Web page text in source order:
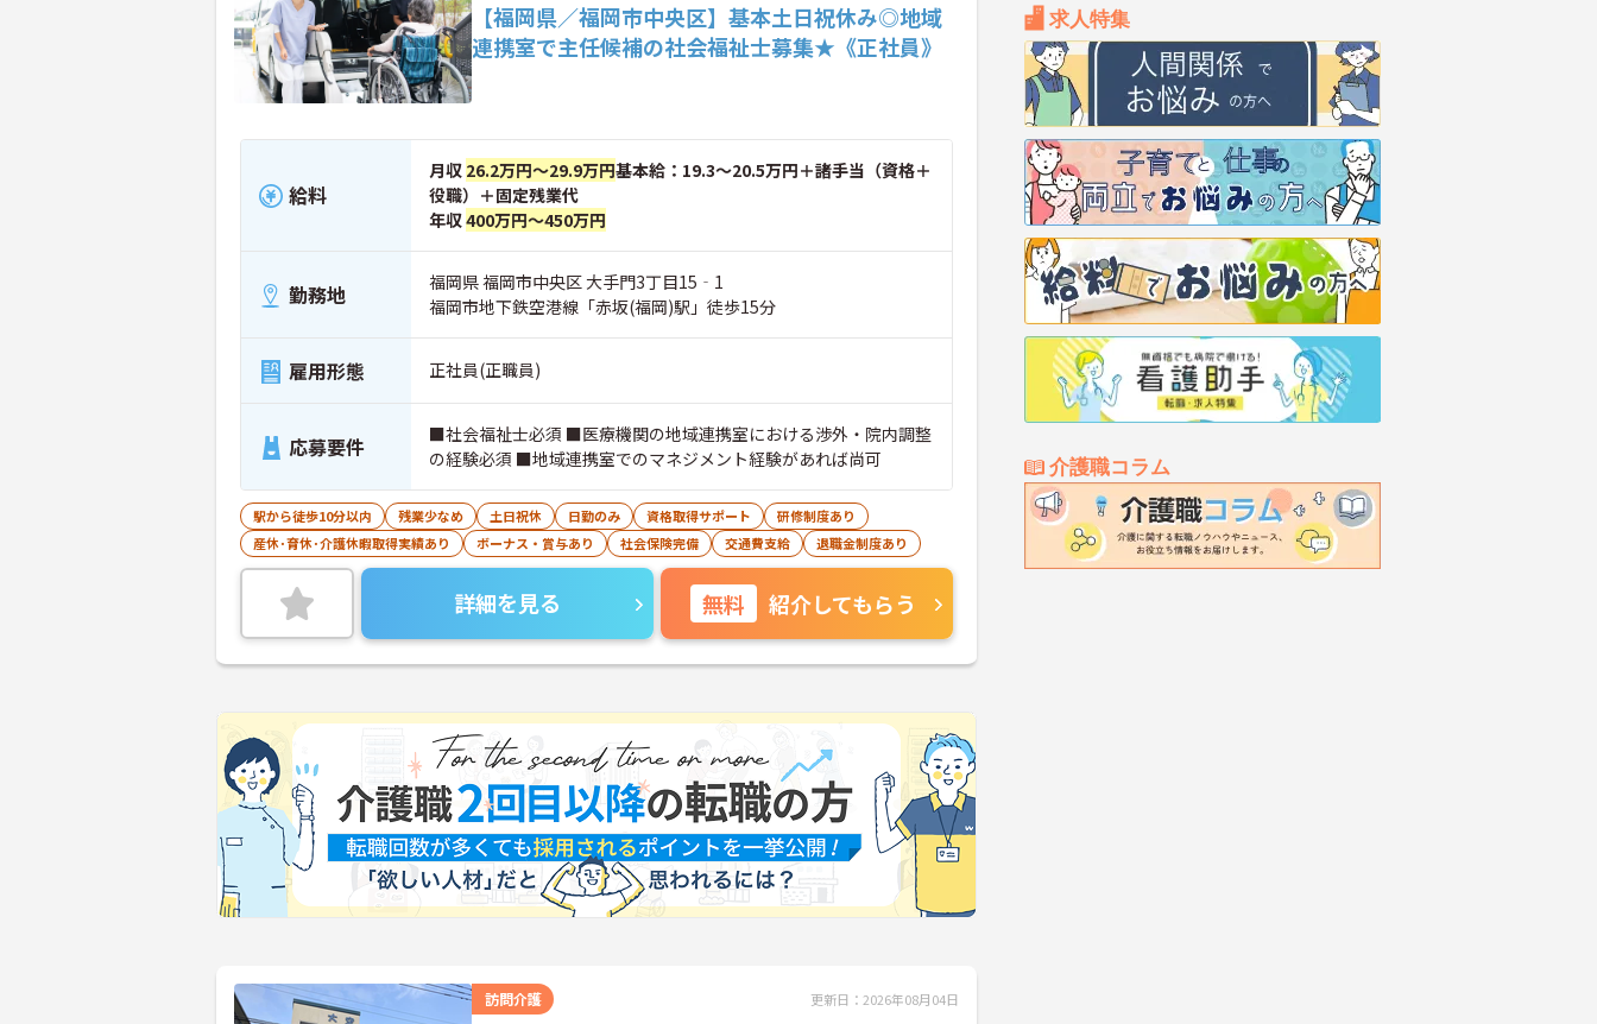
求人特集
介護職コラム
【福岡県／福岡市中央区】基本土日祝休み◎地域
連携室で主任候補の社会福祉士募集★《正社員》
給料
月収 26.2万円～29.9万円基本給：19.3～20.5万円＋諸手当（資格＋
役職）＋固定残業代
年収400万円～450万円
勤務地
福岡県 福岡市中央区 大手門3丁目15‐1
福岡市地下鉄空港線「赤坂(福岡)駅」徒歩15分
雇用形態 正社員(正職員)
応募要件
■社会福祉士必須 ■医療機関の地域連携室における渉外・院内調整
の経験必須 ■地域連携室でのマネジメント経験があれば尚可
駅から徒歩10分以内 残業少なめ 土日祝休 日勤のみ 資格取得サポート
研修制度あり
産休･育休･介護休暇取得実績あり
ボーナス・賞与あり 社会保険完備 交通費支給 退職金制度あり
詳細を見る 無料 紹介してもらう
訪問介護 更新日：2026年08月04日